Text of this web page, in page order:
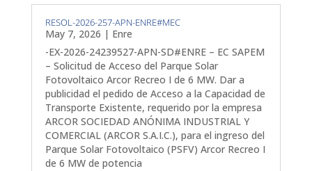
RESOL-2026-257-APN-ENRE#MEC
May 7, 2026 | Enre
-EX-2026-24239527-APN-SD#ENRE – EC SAPEM
– Solicitud de Acceso del Parque Solar
Fotovoltaico Arcor Recreo I de 6 MW. Dar a
publicidad el pedido de Acceso a la Capacidad de
Transporte Existente, requerido por la empresa
ARCOR SOCIEDAD ANÓNIMA INDUSTRIAL Y
COMERCIAL (ARCOR S.A.I.C.), para el ingreso del
Parque Solar Fotovoltaico (PSFV) Arcor Recreo I
de 6 MW de potencia